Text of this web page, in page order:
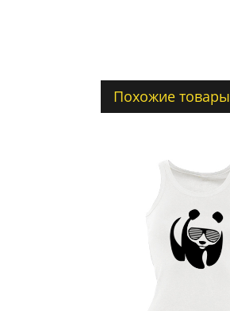
Похожие товары